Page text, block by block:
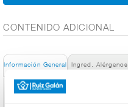
QUESOS
CORTE
VERDURAS
CONTENIDO ADICIONAL
Información General Ingred. Alérgenos
Denominación de alimento: